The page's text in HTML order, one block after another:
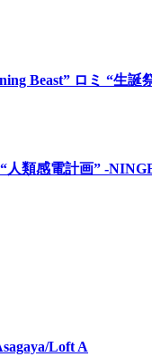
Beast” ロミ “生誕
“人類感電計画” -
Loft A